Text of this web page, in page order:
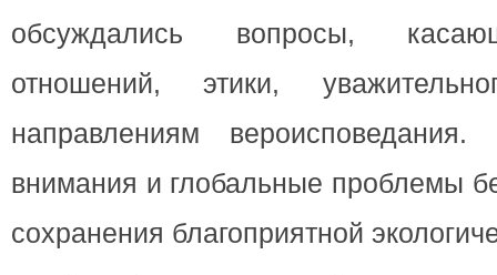
обсуждались вопросы,
отношений, этики,
направлениям
внимания и глобальные проблемы
сохранения благоприятной